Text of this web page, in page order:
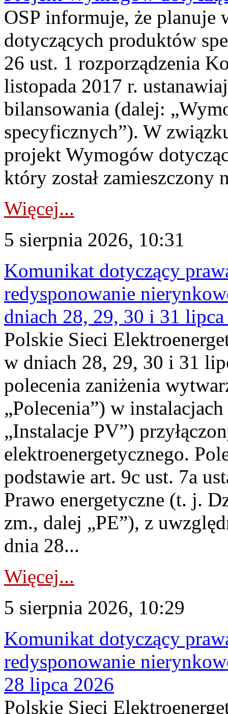
OSP informuje, że planuje
dotyczących produktów
26 ust. 1 rozporządzenia
listopada 2017 r.
bilansowania (dalej:
specyficznych”). W
projekt Wymogów
który został zamieszczony
Więcej...
5 sierpnia 2026, 10:31
Komunikat dotyczący
redysponowanie
dniach 28, 29, 30 i 31
Polskie Sieci
w dniach 28, 29, 30 i 31
polecenia zaniżenia
„Polecenia”) w
„Instalacje PV”)
elektroenergetycznego.
podstawie art. 9c ust. 7a
Prawo energetyczne (t. j.
zm., dalej „PE”), z
dnia 28...
Więcej...
5 sierpnia 2026, 10:29
Komunikat dotyczący
redysponowanie
28 lipca 2026
Polskie Sieci